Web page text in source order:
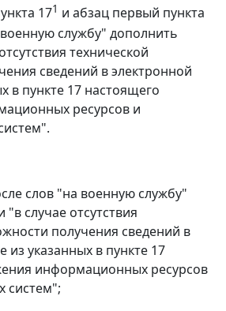
171 и абзац первый пункта
службу" дополнить
технической
сведений в электронной
в пункте 17 настоящего
ресурсов и
слов "на военную службу"
случае отсутствия
получения сведений в
указанных в пункте 17
информационных ресурсов
систем";